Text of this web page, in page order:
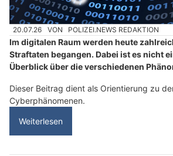
20.07.26 VON POLIZEI.NEWS REDAKTION
Im digitalen Raum werden heute
Straftaten begangen. Dabei ist es nicht
Überblick über die verschiedenen
Dieser Beitrag dient als Orientierung zu
Cyberphänomenen.
Weiterlesen